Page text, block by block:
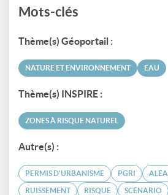
Mots-clés
Thème(s) Géoportail :
NATURE ET ENVIRONNEMENT EAU
Thème(s) INSPIRE :
ZONES À RISQUE NATUREL
Autre(s) :
PERMIS D'URBANISME PGRI ALÉA
RUISSEMENT RISQUE SCÉNARIO